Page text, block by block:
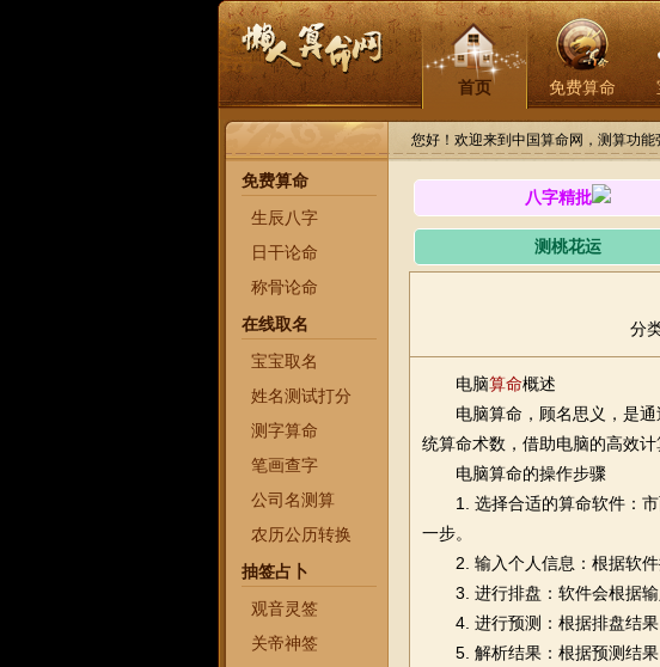
首页 免费算命
您好！欢迎来到中国算命网，测算功
免费算命
生辰八字
日干论命
称骨论命
在线取名
宝宝取名
姓名测试打分
测字算命
笔画查字
公司名测算
农历公历转换
抽签占卜
观音灵签
关帝神签
八字精批
测桃花运
分
电脑算命概述
电脑算命，顾名思义，是
统算命术数，借助电脑的高效
电脑算命的操作步骤
1. 选择合适的算命软件：
一步。
2. 输入个人信息：根据软件
3. 进行排盘：软件会根据输
4. 进行预测：根据排盘结果
5. 解析结果：根据预测结果